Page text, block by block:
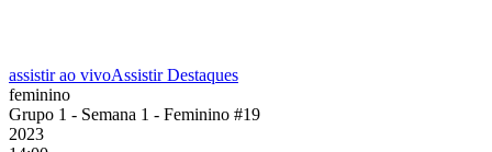
assistir ao vivoAssistir Destaques
feminino
Grupo 1 - Semana 1 - Feminino #19
2023